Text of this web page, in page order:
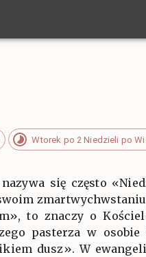
Wtorek po 2 Niedzieli po
się często
to znaczy o
pasterza w
dusz». W